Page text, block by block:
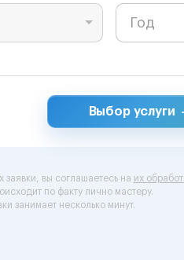
Выбор услуги
вы соглашаетесь на их
по факту лично мастеру.
занимает несколько минут.